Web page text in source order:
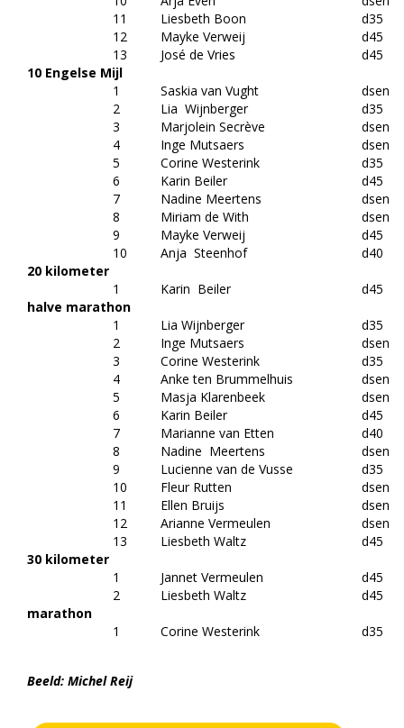
11
Liesbeth Boon
d35
12
Mayke Verweij
d45
13
José de Vries
d45
10 Engelse Mijl
1
Saskia van Vught
dsen
2
Lia Wijnberger
d35
3
Marjolein Secrève
dsen
4
Inge Mutsaers
dsen
5
Corine Westerink
d35
6
Karin Beiler
d45
7
Nadine Meertens
dsen
8
Miriam de With
dsen
9
Mayke Verweij
d45
10
Anja Steenhof
d40
20 kilometer
1
Karin Beiler
d45
halve marathon
1
Lia Wijnberger
d35
2
Inge Mutsaers
dsen
3
Corine Westerink
d35
4
Anke ten Brummelhuis
dsen
5
Masja Klarenbeek
dsen
6
Karin Beiler
d45
7
Marianne van Etten
d40
8
Nadine Meertens
dsen
9
Lucienne van de Vusse
d35
10
Fleur Rutten
dsen
11
Ellen Bruijs
dsen
12
Arianne Vermeulen
dsen
13
Liesbeth Waltz
d45
30 kilometer
1
Jannet Vermeulen
d45
2
Liesbeth Waltz
d45
marathon
1
Corine Westerink d35
Beeld: Michel Reij